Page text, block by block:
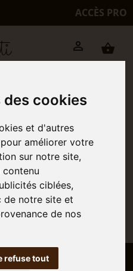
cookies
et d'autres
améliorer votre
sur notre site,
ciblées,
de notre site et
de nos
refuse tout
ACCÈS PRO
shopping_basket

de lilititi ?
est disponible au
les informations